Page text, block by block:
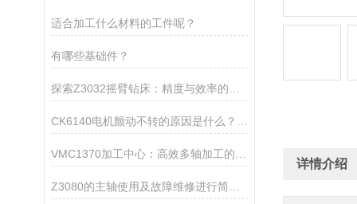
适合加工什么材料的工件呢？
有哪些基础件？
Z3080的主轴使用及故障维修进行简单介绍
详情介绍